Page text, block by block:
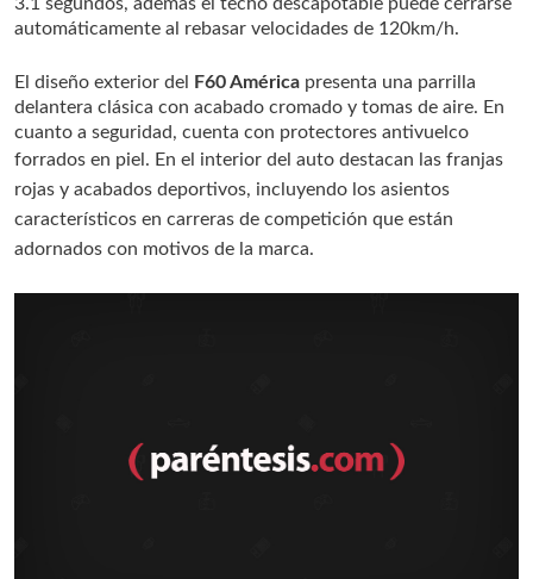
3.1 segundos, además el techo descapotable puede cerrarse
automáticamente al rebasar velocidades de 120km/h.
El diseño exterior del F60 América presenta una parrilla
delantera clásica con acabado cromado y tomas de aire. En
cuanto a seguridad, cuenta con protectores antivuelco
forrados en piel. En el interior del auto destacan las franjas
rojas y acabados deportivos, incluyendo los asientos
característicos en carreras de competición que están
adornados con motivos de la marca.